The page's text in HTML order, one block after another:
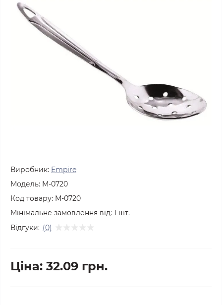
Виробник: Empire
Модель: M-0720
Код товару: M-0720
Мінімальне замовлення від: 1 шт.
Відгуки: (0)
Ціна: 32.09 грн.